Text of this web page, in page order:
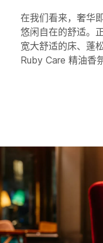
在我们看来，奢华
悠闲自在的舒适。
宽大舒适的床、蓬
Ruby Care 精油香